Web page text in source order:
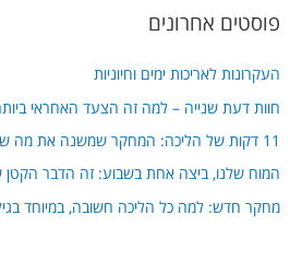
r
o
r
:
פוסטים אחרונים
העקרונות לאריכות ימים וחיוניות
חוות דעת שנייה – למה זה הצעד האחראי
11 דקות של הליכה: המחקר שמשנה את מה שחשבנו על פעילות גופנית
המוח שלנו, ביצה אחת בשבוע: זה הדבר הקטן
מחקר חדש: למה כל הליכה חשובה, במיוחד